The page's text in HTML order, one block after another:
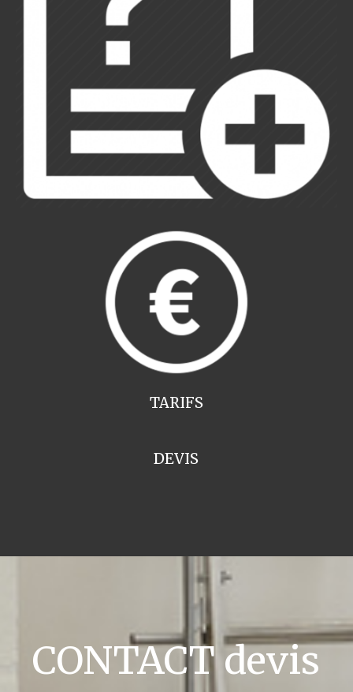
TARIFS
DEVIS
CONTACT devis